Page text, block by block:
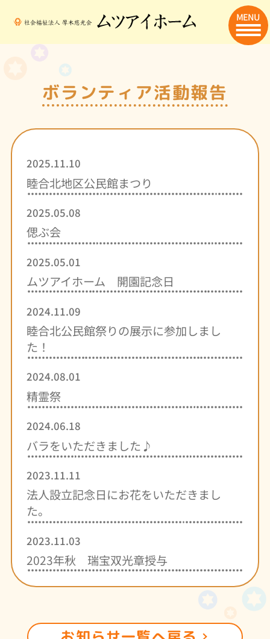
MENU
ボランティア活動報告
2025.11.10
睦合北地区公民館まつり
2025.05.08
偲ぶ会
2025.05.01
ムツアイホーム 開園記念日
2024.11.09
睦合北公民館祭りの展示に参加しまし
た！
2024.08.01
精霊祭
2024.06.18
バラをいただきました♪
2023.11.11
法人設立記念日にお花をいただきまし
た。
2023.11.03
2023年秋 瑞宝双光章授与